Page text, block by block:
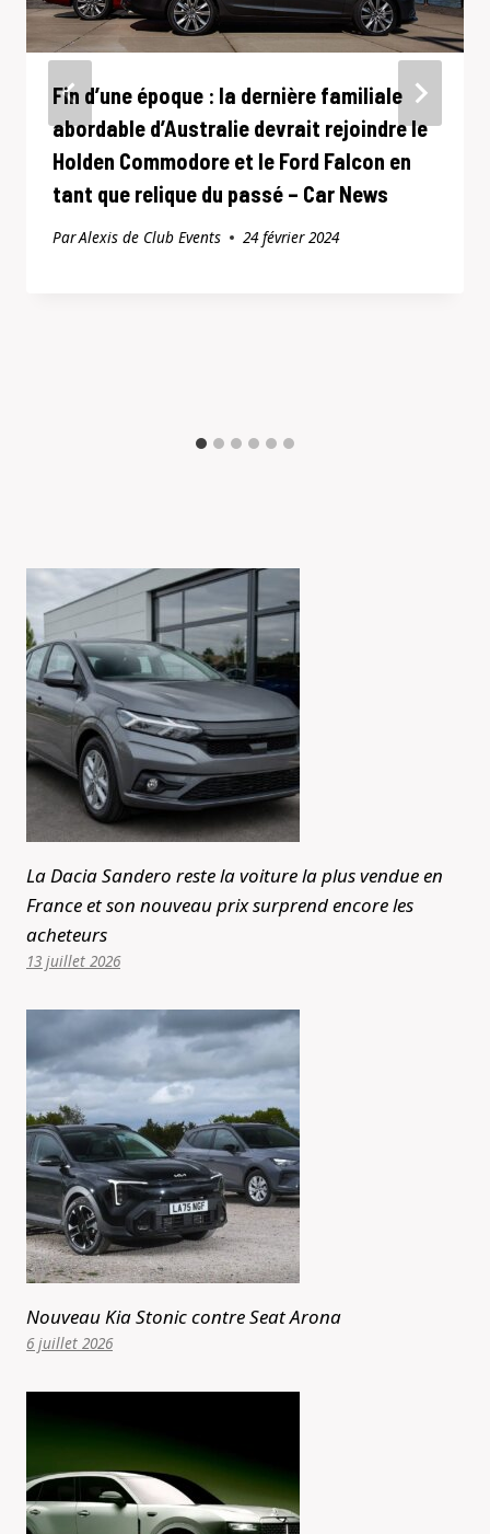
Fin d’une époque : la dernière familiale
abordable d’Australie devrait rejoindre le
Holden Commodore et le Ford Falcon en
tant que relique du passé – Car News
ParAlexis de Club Events 24 février 2024
La Dacia Sandero reste la voiture la plus vendue en
France et son nouveau prix surprend encore les
acheteurs
13 juillet 2026
Nouveau Kia Stonic contre Seat Arona
6 juillet 2026